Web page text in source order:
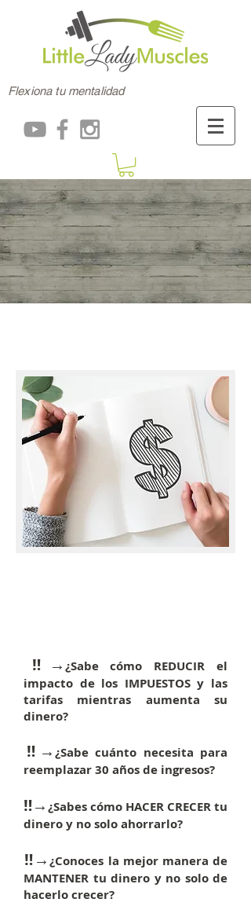
Flexiona tu mentalidad
​‼→¿Sabe cómo REDUCIR el
impacto de los IMPUESTOS y las
tarifas mientras aumenta su
dinero?
​‼→¿Sabe cuánto necesita para
reemplazar 30 años de ingresos?
​‼→¿Sabes cómo HACER CRECER tu
dinero y no solo ahorrarlo?
​‼→¿Conoces la mejor manera de
MANTENER tu dinero y no solo de
hacerlo crecer?